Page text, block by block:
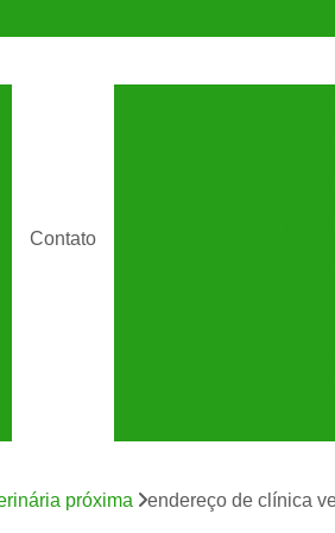
Contato
Clínica Veterinária
próxima endereço de clínica